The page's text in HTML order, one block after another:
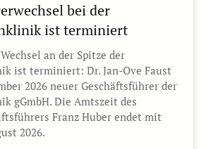
bei der
ist terminiert
an der Spitze der
ist terminiert: Dr. Jan-Ove Faust
2026 neuer Geschäftsführer der
gGmbH. Die Amtszeit des
Franz Huber endet mit
2026.